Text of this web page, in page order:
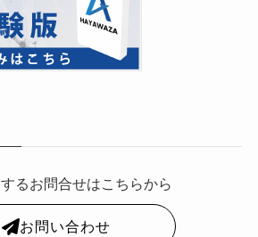
るお問合せはこちらから
お問い合わせ